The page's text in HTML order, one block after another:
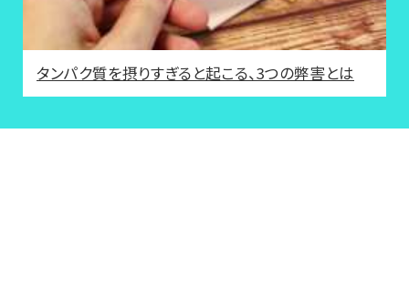
タンパク質を摂りすぎると起こる、3つの弊害とは